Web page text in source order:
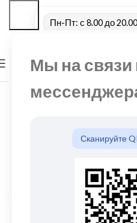
Мы на связи
Сканируйте
Пн-Пт: с 8.00 до 20.00
МЕНЮ
Нажмите, чтобы